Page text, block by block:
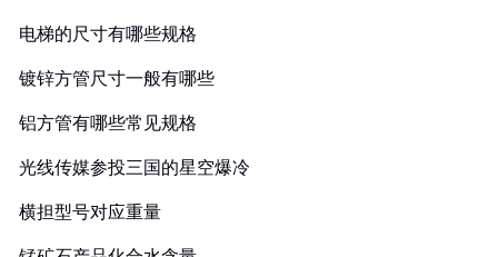
电梯的尺寸有哪些规格
镀锌方管尺寸一般有哪些
铝方管有哪些常见规格
光线传媒参投三国的星空爆冷
横担型号对应重量